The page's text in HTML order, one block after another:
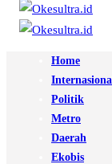
Home
Politik
Metro
Daerah
Ekobis